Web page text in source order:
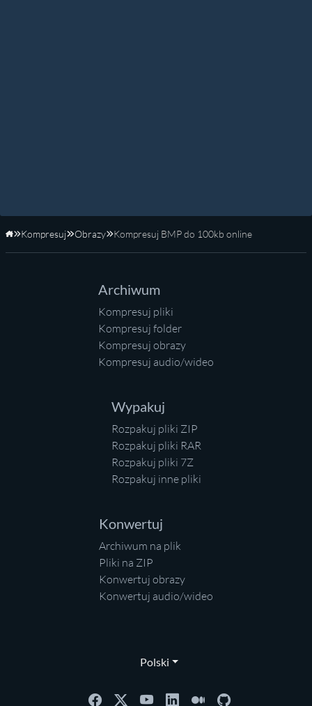
Strona główna
Kompresuj Obrazy Kompresuj BMP do 100kb online
Archiwum
Kompresuj pliki
Kompresuj folder
Kompresuj obrazy
Kompresuj audio/wideo
Wypakuj
Rozpakuj pliki ZIP
Rozpakuj pliki RAR
Rozpakuj pliki 7Z
Rozpakuj inne pliki
Konwertuj
Archiwum na plik
Pliki na ZIP
Konwertuj obrazy
Konwertuj audio/wideo
Polski